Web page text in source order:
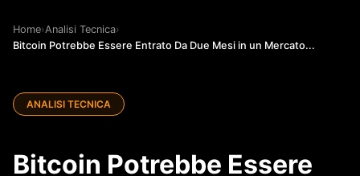
Home›Analisi Tecnica›
Bitcoin Potrebbe Essere Entrato Da Due Mesi in un Mercato...
ANALISI TECNICA
Bitcoin Potrebbe Essere